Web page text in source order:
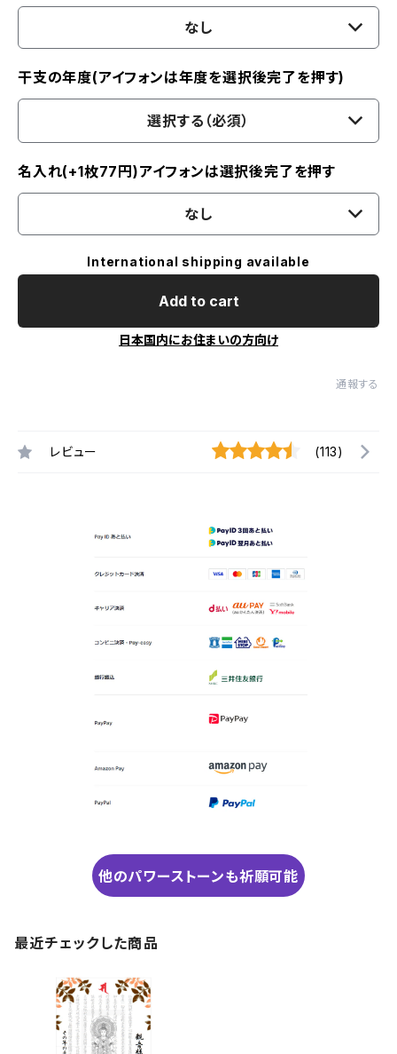
なし
干支の年度(アイフォンは年度を選択後完了を押す)
選択する（必須）
名入れ(+1枚77円)アイフォンは選択後完了を押す
なし
International shipping available
Add to cart
日本国内にお住まいの方向け
通報する
レビュー (113)
他のパワーストーンも祈願可能
最近チェックした商品